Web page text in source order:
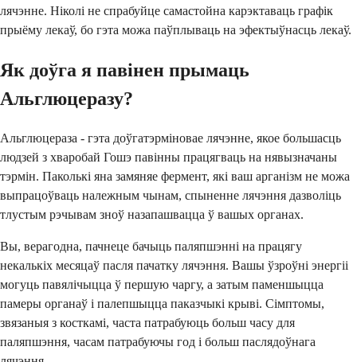
лячэнне. Ніколі не спрабуйце самастойна карэктаваць графік
прыёму лекаў, бо гэта можа паўплываць на эфектыўнасць лекаў.
Як доўга я павінен прымаць
Альглюцеразу?
Альглюцераза - гэта доўгатэрміновае лячэнне, якое большасць
людзей з хваробай Гошэ павінны працягваць на нявызначаны
тэрмін. Паколькі яна замяняе фермент, які ваш арганізм не можа
выпрацоўваць належным чынам, спыненне лячэння дазволіць
тлустым рэчывам зноў назапашвацца ў вашых органах.
Вы, верагодна, пачнеце бачыць паляпшэнні на працягу
некалькіх месяцаў пасля пачатку лячэння. Вашы ўзроўні энергіі
могуць павялічыцца ў першую чаргу, а затым паменшыцца
памеры органаў і палепшыцца паказчыкі крыві. Сімптомы,
звязаныя з косткамі, часта патрабуюць больш часу для
паляпшэння, часам патрабуючы год і больш паслядоўнага